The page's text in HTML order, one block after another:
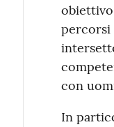
percorsi
con
In